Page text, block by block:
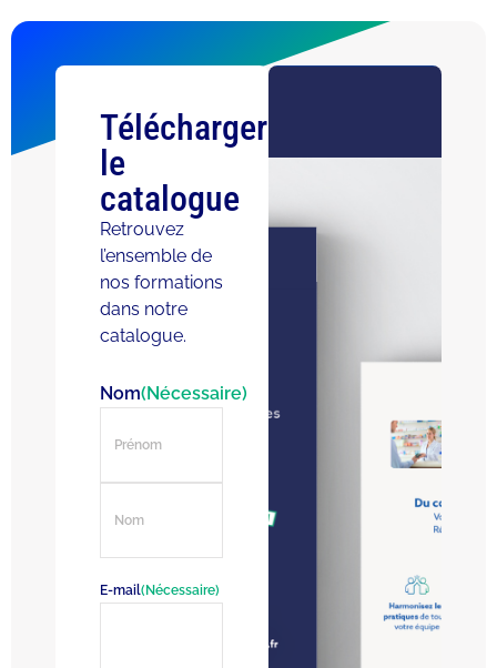
Télécharger
le
catalogue
Retrouvez
l’ensemble de
nos formations
dans notre
catalogue.
Nom(Nécessaire)
E-mail(Nécessaire)